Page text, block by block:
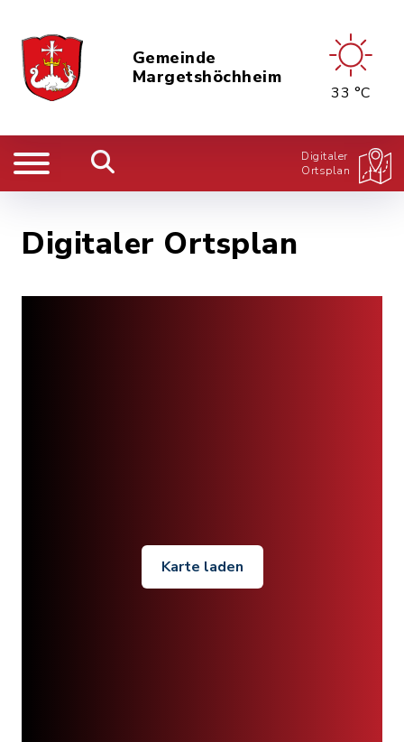
Gemeinde
Margetshöchheim
33 °C
Digitaler
Ortsplan
Digitaler Ortsplan
Karte laden